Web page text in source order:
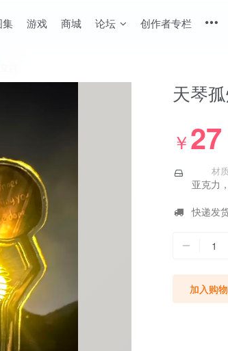
集 游戏 商城 论坛 创作者专栏
天琴
￥27
材
亚克力
快递发
1
加入购